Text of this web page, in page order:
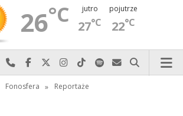
26°C jutro
27°C
pojutrze
22°C
Najlepiej po prostu do nas zadzwoń
Odwiedź nas na Facebook-u
Odwiedź nas na X
Odwiedź nas na Instagram-ie
Odwiedź nas na TikTok-u
Szukaj nas na Spotify
Wyślij do nas
Szukaj
Fonosfera » Reportaże